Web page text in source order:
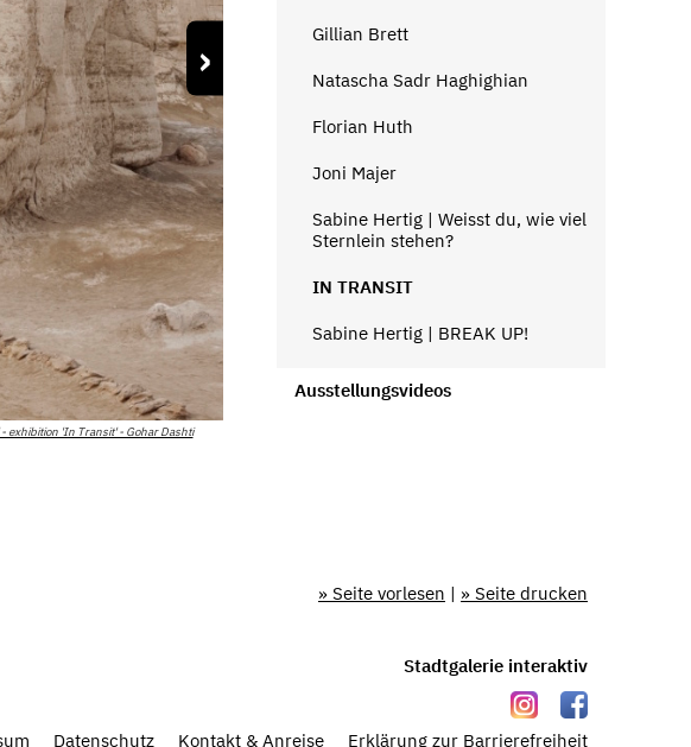
exhibition 'In Transit' - Gohar Dashti
› Gillian Brett
Natascha Sadr Haghighian
Florian Huth
Joni Majer
Sabine Hertig | Weisst du, wie viel
Sternlein stehen?
IN TRANSIT
Sabine Hertig | BREAK UP!
Ausstellungsvideos
» Seite vorlesen | » Seite drucken
Stadtgalerie interaktiv
Datenschutz Kontakt & Anreise Erklärung zur Barrierefreiheit